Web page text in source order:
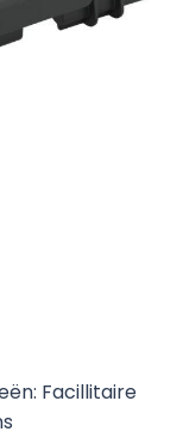
werkwagens
Facillitaire